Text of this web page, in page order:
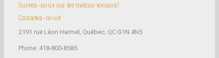
Suivez-nous sur les médias sociaux!
Contactez-nous!
2191 rue Léon Harmel, Québec, QC G1N 4N5
Phone: 418-800-8585